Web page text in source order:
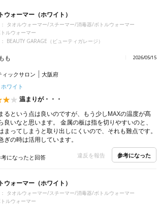
ウォーマー（ホワイト）
タオルウォーマー/スチーマー/消毒器/ボトルウォーマー
ルウォーマー
BEAUTY GARAGE（ビューティガレージ）
もも 2026/05/15
ィックサロン
大阪府
ワイト
温まりが・・・
るという点は良いのですが、もう少しMAXの温度が髙
良いなと思います。 金属の板は指を切りやすいのと、
まってしまうと取り出しにくいので、それも難点です。
ぎの時は活用しています。
考になったと回答 違反を報告 参考になった
ウォーマー（ホワイト）
タオルウォーマー/スチーマー/消毒器/ボトルウォーマー
ルウォーマー